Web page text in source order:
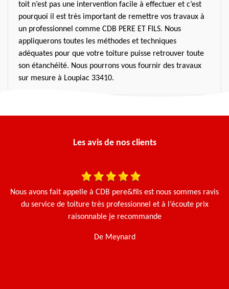
toit n’est pas une intervention facile à effectuer et c’est
pourquoi il est très important de remettre vos travaux à
un professionnel comme CDB PERE ET FILS. Nous
appliquerons toutes les méthodes et techniques
adéquates pour que votre toiture puisse retrouver toute
son étanchéité. Nous pourrons vous fournir des travaux
sur mesure à Loupiac 33410.
Les avis de nos clients
Nous avons fait appelle à CDB pere&fils est nous sommes ravis
du service de toiture très professionnel et à l’écoute prix
raisonnable je recommande
De Meynard